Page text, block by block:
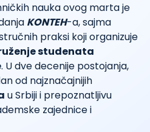
nauka ovog marta je
KONTEH-a, sajma
praksi koji organizuje
studenata
. U dve decenije postojanja,
od najznačajnijih
u Srbiji i prepoznatljivu
zajednice i